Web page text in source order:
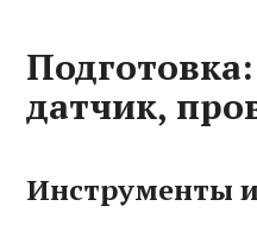
датчик,
Инструменты